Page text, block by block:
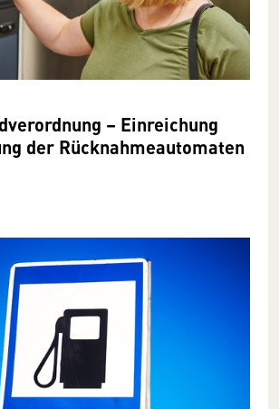
– Einreichung
der Rücknahme­automaten